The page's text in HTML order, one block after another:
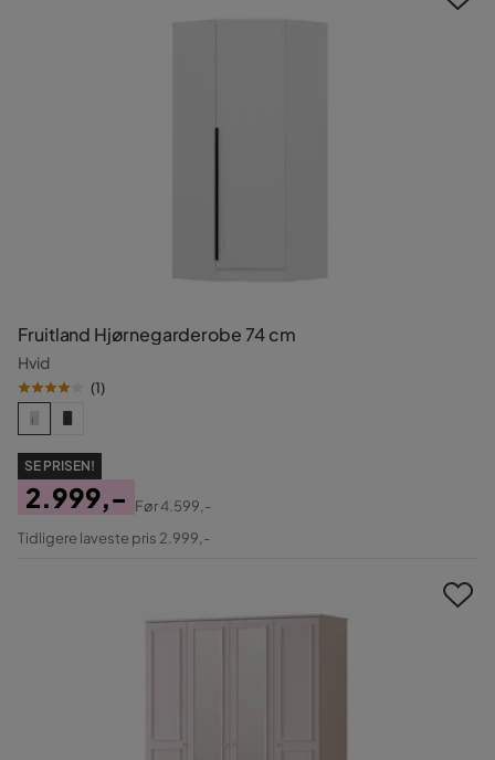
Fruitland Hjørnegarderobe 74 cm
Hvid
(1)
SE PRISEN!
Pris
2.999,-
Original
Før4.599,-
Tidligere laveste pris 2.999,-